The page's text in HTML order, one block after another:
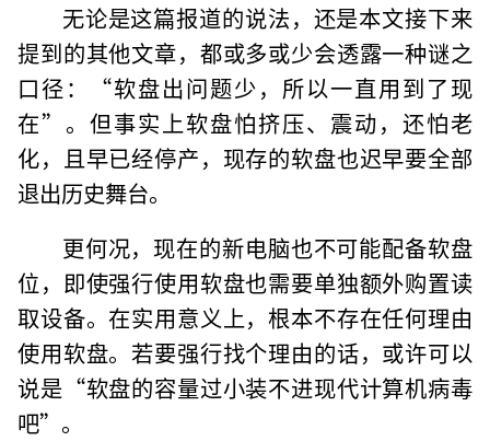
无论是这篇报道的说法，还是本文接下来
提到的其他文章，都或多或少会透露一种谜之
口径：“软盘出问题少，所以一直用到了现
在”。但事实上软盘怕挤压、震动，还怕老
化，且早已经停产，现存的软盘也迟早要全部
退出历史舞台。
更何况，现在的新电脑也不可能配备软盘
位，即使强行使用软盘也需要单独额外购置读
取设备。在实用意义上，根本不存在任何理由
使用软盘。若要强行找个理由的话，或许可以
说是“软盘的容量过小装不进现代计算机病毒
吧”。